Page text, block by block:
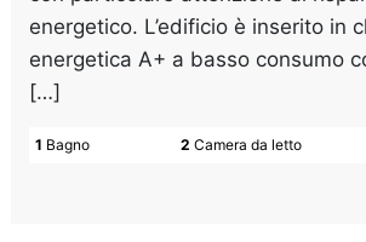
energetico. L’edificio è inserito in
energetica A+ a basso consumo
[…]
2 Camera da letto
1 Bagno